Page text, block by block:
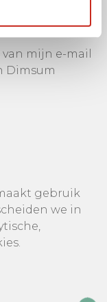
mijn e-mail
Dimsum
gebruik
we in